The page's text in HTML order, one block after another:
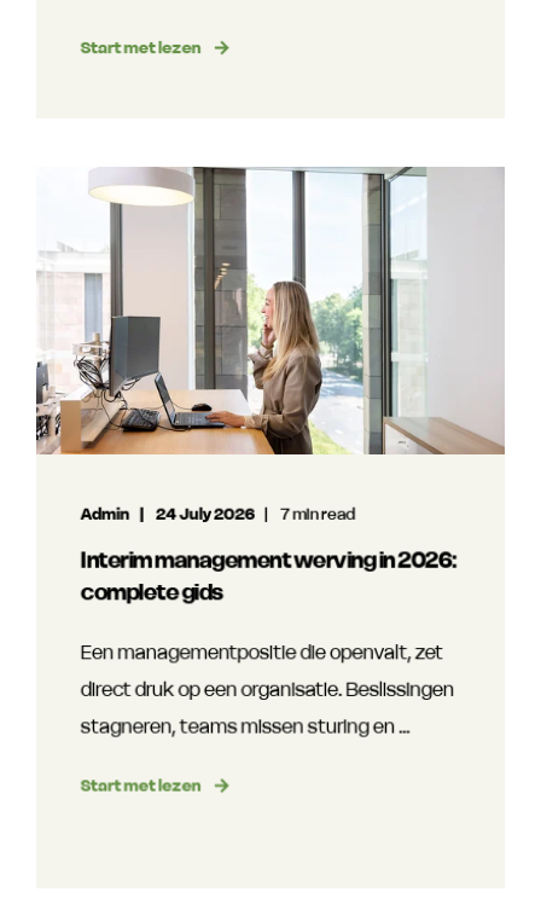
Start met lezen
Admin 24 July 2026 7 min read
Interim management werving in 2026:
complete gids
Een managementpositie die openvalt, zet
direct druk op een organisatie. Beslissingen
stagneren, teams missen sturing en ...
Start met lezen